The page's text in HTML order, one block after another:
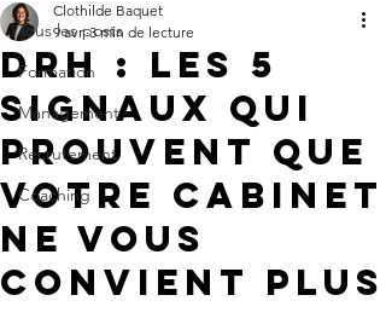
Tous les posts
Formation
Management
Recrutement
Coaching
DRH : les 5
signaux qui
prouvent que
votre cabinet
ne vous
convient plus
Clothilde Baquet
9 avr. 3 min de lecture